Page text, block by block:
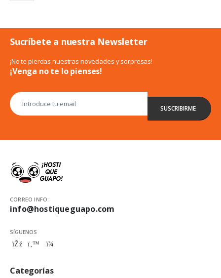
Sucríbete a nuestra Newsletter
¡No te pierdas nuestras novedades y sorpresas!
¡Venga no te lo pienses!
CORREO INFO:
info@hostiqueguapo.com
SÍGUENOS
Categorías